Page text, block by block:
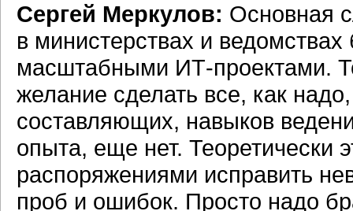
Сергей Меркулов: Основная
в министерствах и
масштабными ИТ-проектами.
желание сделать все, как
составляющих, навыков
опыта, еще нет. Теоретически
распоряжениями исправить
проб и ошибок. Просто надо